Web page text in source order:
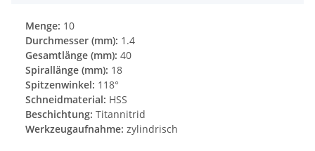
Menge: 10
Durchmesser (mm): 1.4
Gesamtlänge (mm): 40
Spirallänge (mm): 18
Spitzenwinkel: 118°
Schneidmaterial: HSS
Beschichtung: Titannitrid
Werkzeugaufnahme: zylindrisch